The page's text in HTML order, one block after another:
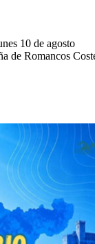
10 de agosto
de Romancos